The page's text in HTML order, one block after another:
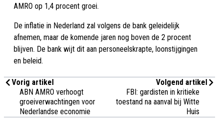
AMRO op 1,4 procent groei.
De inflatie in Nederland zal volgens de bank geleidelijk
afnemen, maar de komende jaren nog boven de 2 procent
blijven. De bank wijt dit aan personeelskrapte, loonstijgingen
en beleid.
Vorig artikel
ABN AMRO verhoogt
groeiverwachtingen voor
Nederlandse economie
Volgend artikel
FBI: gardisten in kritieke
toestand na aanval bij Witte
Huis